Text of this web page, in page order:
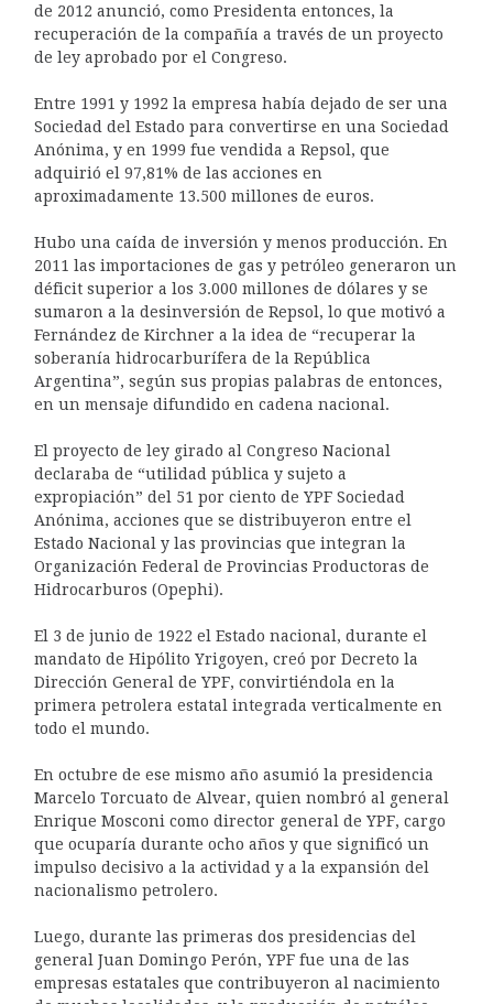
de 2012 anunció, como Presidenta entonces, la
recuperación de la compañía a través de un proyecto
de ley aprobado por el Congreso.
Entre 1991 y 1992 la empresa había dejado de ser una
Sociedad del Estado para convertirse en una Sociedad
Anónima, y en 1999 fue vendida a Repsol, que
adquirió el 97,81% de las acciones en
aproximadamente 13.500 millones de euros.
Hubo una caída de inversión y menos producción. En
2011 las importaciones de gas y petróleo generaron un
déficit superior a los 3.000 millones de dólares y se
sumaron a la desinversión de Repsol, lo que motivó a
Fernández de Kirchner a la idea de “recuperar la
soberanía hidrocarburífera de la República
Argentina”, según sus propias palabras de entonces,
en un mensaje difundido en cadena nacional.
El proyecto de ley girado al Congreso Nacional
declaraba de “utilidad pública y sujeto a
expropiación” del 51 por ciento de YPF Sociedad
Anónima, acciones que se distribuyeron entre el
Estado Nacional y las provincias que integran la
Organización Federal de Provincias Productoras de
Hidrocarburos (Opephi).
El 3 de junio de 1922 el Estado nacional, durante el
mandato de Hipólito Yrigoyen, creó por Decreto la
Dirección General de YPF, convirtiéndola en la
primera petrolera estatal integrada verticalmente en
todo el mundo.
En octubre de ese mismo año asumió la presidencia
Marcelo Torcuato de Alvear, quien nombró al general
Enrique Mosconi como director general de YPF, cargo
que ocuparía durante ocho años y que significó un
impulso decisivo a la actividad y a la expansión del
nacionalismo petrolero.
Luego, durante las primeras dos presidencias del
general Juan Domingo Perón, YPF fue una de las
empresas estatales que contribuyeron al nacimiento